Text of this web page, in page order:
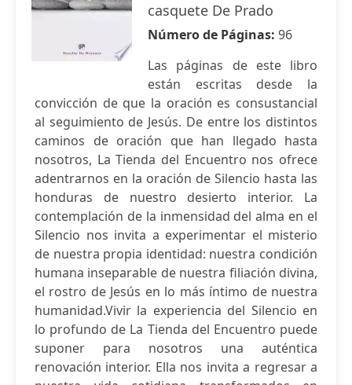
casquete De Prado
Número de Páginas: 96
Las páginas de este libro
están escritas desde la
convicción de que la oración es consustancial
al seguimiento de Jesús. De entre los distintos
caminos de oración que han llegado hasta
nosotros, La Tienda del Encuentro nos ofrece
adentrarnos en la oración de Silencio hasta las
honduras de nuestro desierto interior. La
contemplación de la inmensidad del alma en el
Silencio nos invita a experimentar el misterio
de nuestra propia identidad: nuestra condición
humana inseparable de nuestra filiación divina,
el rostro de Jesús en lo más íntimo de nuestra
humanidad.Vivir la experiencia del Silencio en
lo profundo de La Tienda del Encuentro puede
suponer para nosotros una auténtica
renovación interior. Ella nos invita a regresar a